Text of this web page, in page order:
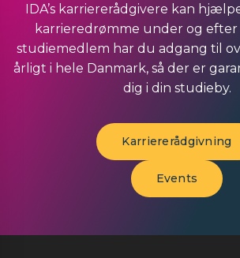
IDA’s karriererådgivere kan
karrieredrømme under og efter
studiemedlem har du adgang til
årligt i hele Danmark, så der er
dig i din studieby.
Karriererådgivning
Events